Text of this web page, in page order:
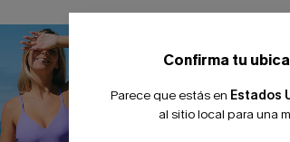
Confirma tu
Parece que estás en Estados
al sitio local para una
-